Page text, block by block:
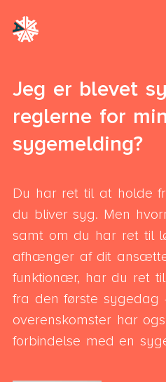
Jeg er blevet
reglerne for min
sygemelding?
Du har ret til at holde
du bliver syg. Men
samt om du har ret til
afhænger af dit
funktionær, har du ret
fra den første sygedag
overenskomster har
forbindelse med en